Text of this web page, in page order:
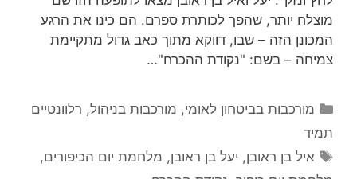
מוצלח יותר, שהפך לכותרת ספרם. הם כינו את הרגע
המכונן הזה – שבו, דווקא מתוך כאב גדול מתקיימת
צמיחה – בשם: "נקודת ההכרח"…
קטגוריות
מורכבות בביטחון לאומי, מורכבות בניהול, רלוונטיים
תמיד
תגיות
איל בן ראובן, יעל בן ראובן, מלחמת יום הכיפורים,